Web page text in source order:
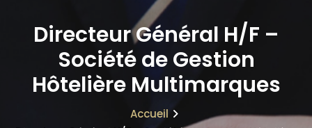
Directeur Général H/F –
Société de Gestion
Hôtelière Multimarques
Accueil